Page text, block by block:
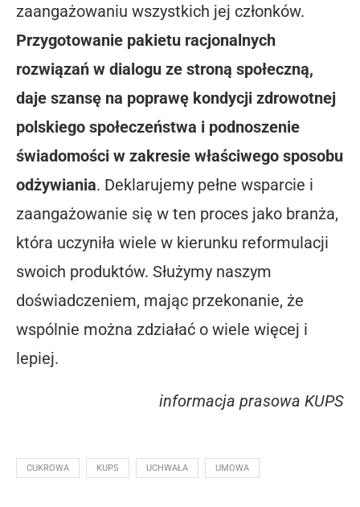
zaangażowaniu wszystkich jej członków.
Przygotowanie pakietu racjonalnych
rozwiązań w dialogu ze stroną społeczną,
daje szansę na poprawę kondycji zdrowotnej
polskiego społeczeństwa i podnoszenie
świadomości w zakresie właściwego sposobu
odżywiania. Deklarujemy pełne wsparcie i
zaangażowanie się w ten proces jako branża,
która uczyniła wiele w kierunku reformulacji
swoich produktów. Służymy naszym
doświadczeniem, mając przekonanie, że
wspólnie można zdziałać o wiele więcej i
lepiej.
informacja prasowa KUPS
CUKROWA KUPS UCHWAŁA UMOWA